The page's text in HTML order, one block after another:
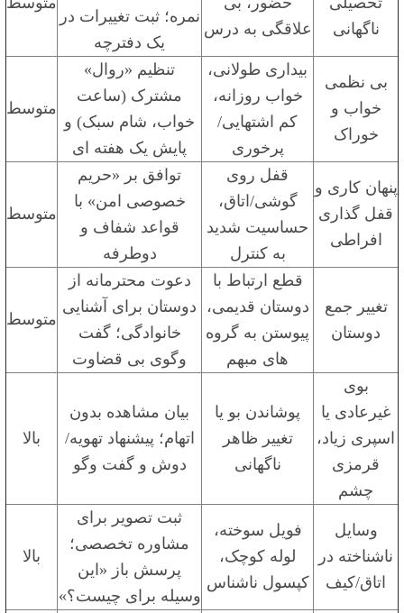
ناگهانی
علاقگی به درس
نمره؛ ثبت تغییرات در
یک دفترچه
بی نظمی
خواب و
خوراک
بیداری طولانی،
خواب روزانه،
کم اشتهایی/
پرخوری
تنظیم «روال»
مشترک (ساعت
خواب، شام سبک) و
پایش یک هفته ای
متوسط
پنهان کاری و
قفل گذاری
افراطی
قفل روی
گوشی/اتاق،
حساسیت شدید
به کنترل
توافق بر «حریم
خصوصی امن» با
قواعد شفاف و
دوطرفه
متوسط
تغییر جمع
دوستان
قطع ارتباط با
دوستان قدیمی،
پیوستن به گروه
های مبهم
دعوت محترمانه از
دوستان برای آشنایی
خانوادگی؛ گفت
وگوی بی قضاوت
متوسط
بوی
غیرعادی یا
اسپری زیاد،
قرمزی
چشم
پوشاندن بو یا
تغییر ظاهر
ناگهانی
بیان مشاهده بدون
اتهام؛ پیشنهاد تهویه/
دوش و گفت وگو
بالا
وسایل
ناشناخته در
اتاق/کیف
فویل سوخته،
لوله کوچک،
کپسول ناشناس
ثبت تصویر برای
مشاوره تخصصی؛
پرسش باز «این
وسیله برای چیست؟»
بالا